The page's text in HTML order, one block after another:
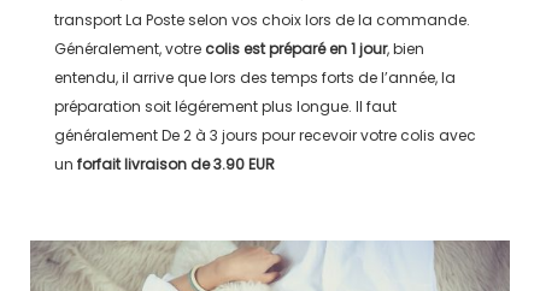
transportLa Posteselon vos choix lors de la commande.
Généralement, votre colis est préparé en1 jour, bien
entendu, il arrive que lors des temps forts de l’année, la
préparation soit légérement plus longue. Il faut
généralementDe 2 à 3 jours pour recevoir votre colis avec
un forfait livraison de3.90 EUR